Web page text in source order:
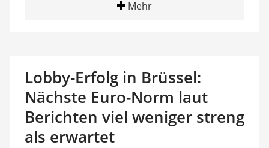
Mehr
Lobby-Erfolg in Brüssel:
Nächste Euro-Norm laut
Berichten viel weniger streng
als erwartet